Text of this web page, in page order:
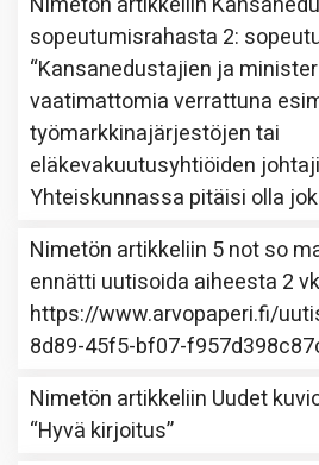
sopeutumisrahasta 2:
“Kansanedustajien ja
vaatimattomia verrattuna
työmarkkinajärjestöjen tai
eläkevakuutusyhtiöiden
Yhteiskunnassa pitäisi olla
Nimetön artikkeliin 5 not so
ennätti uutisoida aiheesta 2
https://www.arvopaperi.fi/
8d89-45f5-bf07-
Nimetön artikkeliin Uudet
“Hyvä kirjoitus”